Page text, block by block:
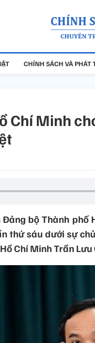
CHÍNH SÁCH VÀ PHÁT
Chí Minh
bộ Thành phố
thứ sáu dưới sự
Chí Minh Trần Lưu